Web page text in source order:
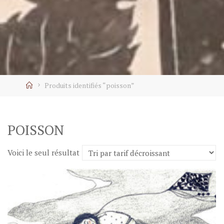
HomeProduits identifiés “poisson”
POISSON
Voici le seul résultat